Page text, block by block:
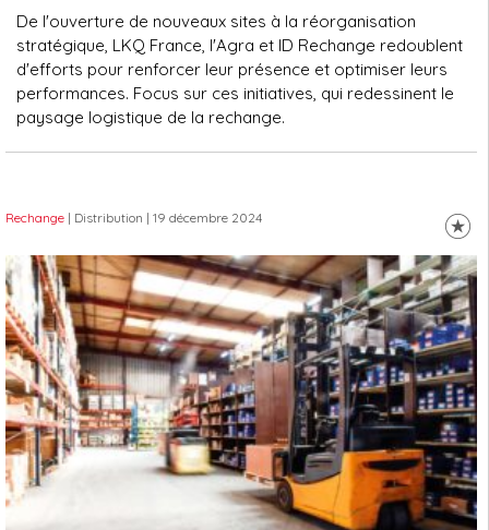
De l'ouverture de nouveaux sites à la réorganisation
stratégique, LKQ France, l'Agra et ID Rechange redoublent
d'efforts pour renforcer leur présence et optimiser leurs
performances. Focus sur ces initiatives, qui redessinent le
paysage logistique de la rechange.
Rechange | Distribution | 19 décembre 2024